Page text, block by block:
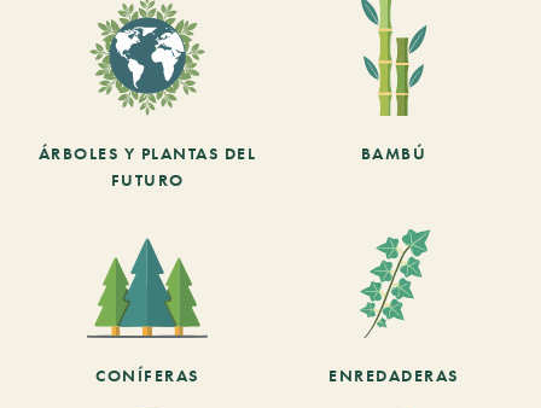
ÁRBOLES Y PLANTAS DEL
FUTURO
BAMBÚ
CONÍFERAS ENREDADERAS